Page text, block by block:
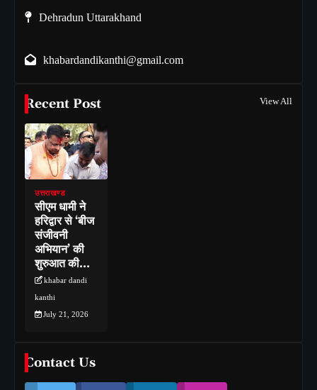
Dehradun Uttarakhand
khabardandikanthi@gmail.com
Recent Post View All
उत्तराखण्ड
सीएम धामी ने
हरिद्वार से ‘बीज
संजीवनी
अभियान’ की
शुरुआत की…
khabar dandi
kanthi
July 21, 2026
Contact Us